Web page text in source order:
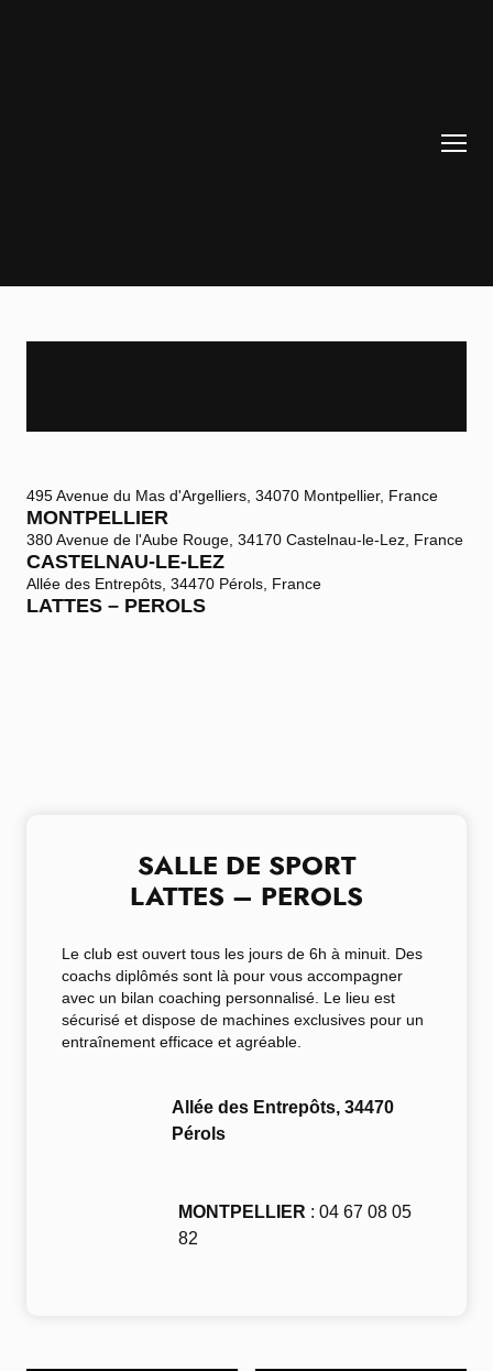
495 Avenue du Mas d'Argelliers, 34070 Montpellier, France
MONTPELLIER
380 Avenue de l'Aube Rouge, 34170 Castelnau-le-Lez, France
CASTELNAU-LE-LEZ
Allée des Entrepôts, 34470 Pérols, France
LATTES – PEROLS
SALLE DE SPORT
LATTES – PEROLS
Le club est ouvert tous les jours de 6h à minuit . Des
coachs diplômés sont là pour vous accompagner
avec un bilan coaching personnalisé . Le lieu est
sécurisé et dispose de machines exclusives pour un
entraînement efficace et agréable.
Allée des Entrepôts, 34470
Pérols
MONTPELLIER : 04 67 08 05
82